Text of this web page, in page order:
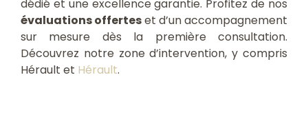
dédié et une excellence garantie. Profitez de nos
évaluations offerteset d’un accompagnement
sur mesure dès la première consultation.
Découvrez notre zone d’intervention, y compris
Hérault et Hérault.